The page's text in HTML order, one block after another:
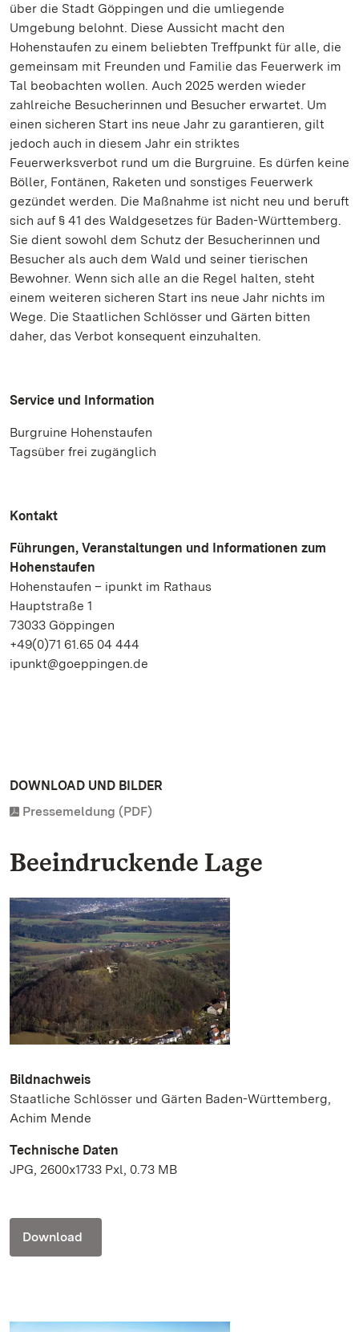
über die Stadt Göppingen und die umliegende
Umgebung belohnt. Diese Aussicht macht den
Hohenstaufen zu einem beliebten Treffpunkt für alle, die
gemeinsam mit Freunden und Familie das Feuerwerk im
Tal beobachten wollen. Auch 2025 werden wieder
zahlreiche Besucherinnen und Besucher erwartet. Um
einen sicheren Start ins neue Jahr zu garantieren, gilt
jedoch auch in diesem Jahr ein striktes
Feuerwerksverbot rund um die Burgruine. Es dürfen keine
Böller, Fontänen, Raketen und sonstiges Feuerwerk
gezündet werden. Die Maßnahme ist nicht neu und beruft
sich auf § 41 des Waldgesetzes für Baden-Württemberg.
Sie dient sowohl dem Schutz der Besucherinnen und
Besucher als auch dem Wald und seiner tierischen
Bewohner. Wenn sich alle an die Regel halten, steht
einem weiteren sicheren Start ins neue Jahr nichts im
Wege. Die Staatlichen Schlösser und Gärten bitten
daher, das Verbot konsequent einzuhalten.
Service und Information
Burgruine Hohenstaufen
Tagsüber frei zugänglich
Kontakt
Führungen, Veranstaltungen und Informationen zum
Hohenstaufen
Hohenstaufen – ipunkt im Rathaus
Hauptstraße 1
73033 Göppingen
+49(0)71 61.65 04 444
ipunkt@goeppingen.de
DOWNLOAD UND BILDER
Pressemeldung (PDF)
Beeindruckende Lage
Bildnachweis
Staatliche Schlösser und Gärten Baden-Württemberg,
Achim Mende
Technische Daten
JPG, 2600x1733 Pxl, 0.73 MB
Download